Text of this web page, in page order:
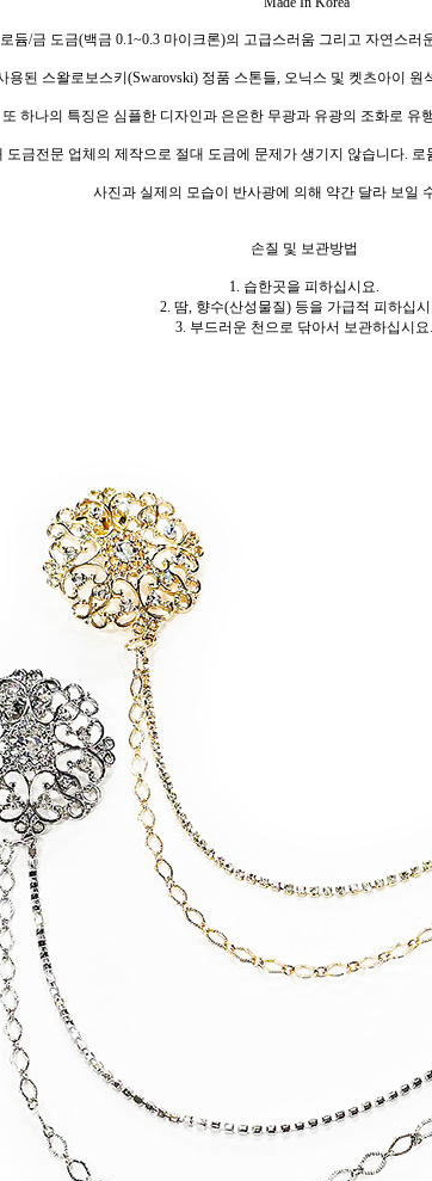
로듐/금 도금(백금 0.1~0.3 마이크론)의 고급스러움 그리고 자연스러
용된 스왈로보스키(Swarovski) 정품 스톤들, 오닉스 및 켓츠아이
또 하나의 특징은 심플한 디자인과 은은한 무광과 유광의 조화로 유
도금전문 업체의 제작으로 절대 도금에 문제가 생기지 않습니다. 로
사진과 실제의 모습이 반사광에 의해 약간 달라 보일
손질 및 보관방법
1. 습한곳을 피하십시요.
2. 땀, 향수(산성물질) 등을 가급적 피하십
3. 부드러운 천으로 닦아서 보관하십시요.